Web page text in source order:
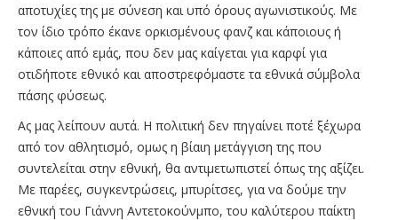
αποτυχίες της με σύνεση και υπό όρους αγωνιστικούς. Με
τον ίδιο τρόπο έκανε ορκισμένους φανζ και κάποιους ή
κάποιες από εμάς, που δεν μας καίγεται για καρφί για
οτιδήποτε εθνικό και αποστρεφόμαστε τα εθνικά σύμβολα
πάσης φύσεως.
Ας μας λείπουν αυτά. Η πολιτική δεν πηγαίνει ποτέ ξέχωρα
από τον αθλητισμό, ομως η βίαιη μετάγγιση της που
συντελείται στην εθνική, θα αντιμετωπιστεί όπως της αξίζει.
Με παρέες, συγκεντρώσεις, μπυρίτσες, για να δούμε την
εθνική του Γιάννη Αντετοκούνμπο, του καλύτερου παίκτη